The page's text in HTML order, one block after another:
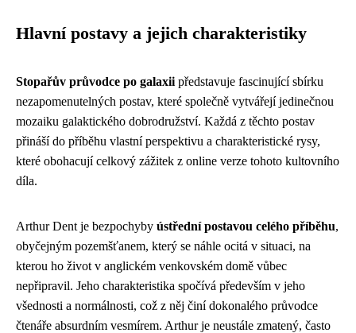
Hlavní postavy a jejich charakteristiky
Stopařův průvodce po galaxii představuje fascinující sbírku
nezapomenutelných postav, které společně vytvářejí jedinečnou
mozaiku galaktického dobrodružství. Každá z těchto postav
přináší do příběhu vlastní perspektivu a charakteristické rysy,
které obohacují celkový zážitek z online verze tohoto kultovního
díla.
Arthur Dent je bezpochyby ústřední postavou celého příběhu,
obyčejným pozemšťanem, který se náhle ocitá v situaci, na
kterou ho život v anglickém venkovském domě vůbec
nepřipravil. Jeho charakteristika spočívá především v jeho
všednosti a normálnosti, což z něj činí dokonalého průvodce
čtenáře absurdním vesmírem. Arthur je neustále zmatený, často